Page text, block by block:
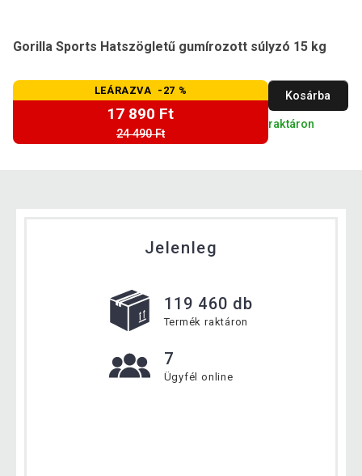
Gorilla Sports Hatszögletű gumírozott súlyzó 15 kg
LEÁRAZVA -27 %
17 890 Ft
24 490 Ft
Kosárba
raktáron
Jelenleg
119 460 db
Termék raktáron
7
Ügyfél online